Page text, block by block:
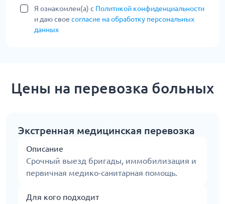
Я ознакомлен(а) с Политикой конфиденциальности
и даю свое согласие на обработку персональных
данных
Цены на перевозка больных
Экстренная медицинская перевозка
Описание
Срочный выезд бригады, иммобилизация и
первичная медико-санитарная помощь.
Для кого подходит